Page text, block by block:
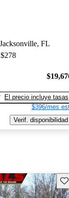
FL
El precio incluye tasas
$396/mes
Verif. disponibilidad